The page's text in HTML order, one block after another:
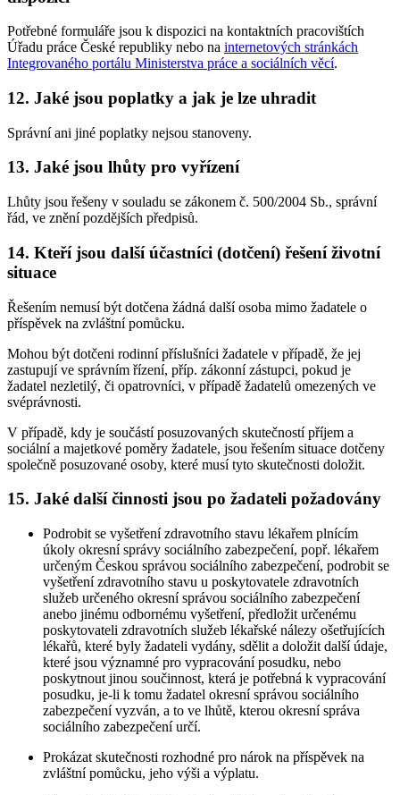
Potřebné formuláře jsou k dispozici na kontaktních pracovištích
Úřadu práce České republiky nebo na internetových stránkách
Integrovaného portálu Ministerstva práce a sociálních věcí.
12. Jaké jsou poplatky a jak je lze uhradit
Správní ani jiné poplatky nejsou stanoveny.
13. Jaké jsou lhůty pro vyřízení
Lhůty jsou řešeny v souladu se zákonem č. 500/2004 Sb., správní
řád, ve znění pozdějších předpisů.
14. Kteří jsou další účastníci (dotčení) řešení životní
situace
Řešením nemusí být dotčena žádná další osoba mimo žadatele o
příspěvek na zvláštní pomůcku.
Mohou být dotčeni rodinní příslušníci žadatele v případě, že jej
zastupují ve správním řízení, příp. zákonní zástupci, pokud je
žadatel nezletilý, či opatrovníci, v případě žadatelů omezených ve
svéprávnosti.
V případě, kdy je součástí posuzovaných skutečností příjem a
sociální a majetkové poměry žadatele, jsou řešením situace dotčeny
společně posuzované osoby, které musí tyto skutečnosti doložit.
15. Jaké další činnosti jsou po žadateli požadovány
Podrobit se vyšetření zdravotního stavu lékařem plnícím
úkoly okresní správy sociálního zabezpečení, popř. lékařem
určeným Českou správou sociálního zabezpečení, podrobit se
vyšetření zdravotního stavu u poskytovatele zdravotních
služeb určeného okresní správou sociálního zabezpečení
anebo jinému odbornému vyšetření, předložit určenému
poskytovateli zdravotních služeb lékařské nálezy ošetřujících
lékařů, které byly žadateli vydány, sdělit a doložit další údaje,
které jsou významné pro vypracování posudku, nebo
poskytnout jinou součinnost, která je potřebná k vypracování
posudku, je-li k tomu žadatel okresní správou sociálního
zabezpečení vyzván, a to ve lhůtě, kterou okresní správa
sociálního zabezpečení určí.
Prokázat skutečnosti rozhodné pro nárok na příspěvek na
zvláštní pomůcku, jeho výši a výplatu.